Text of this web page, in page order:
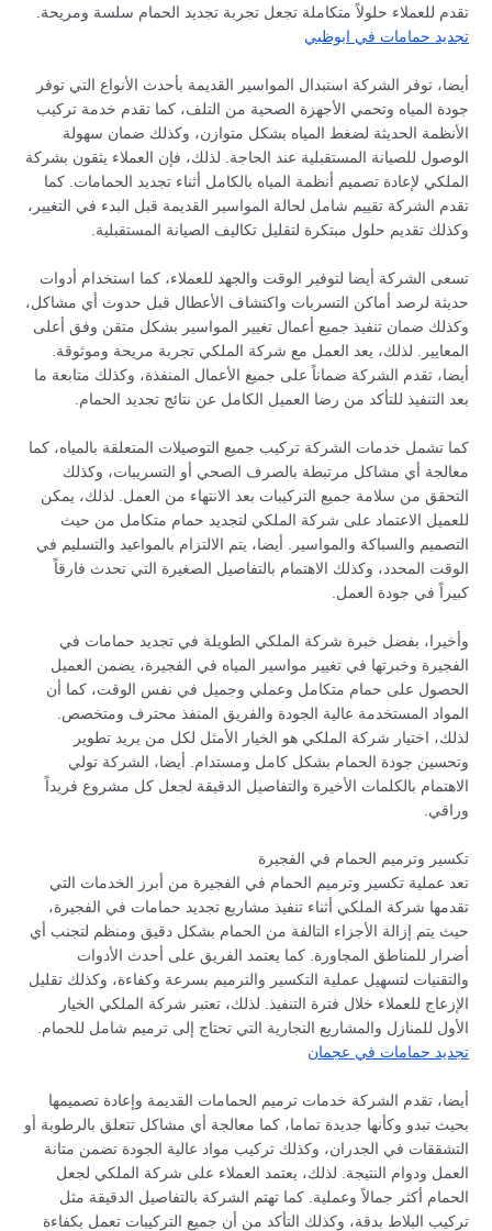
تقدم للعملاء حلولاً متكاملة تجعل تجربة تجديد الحمام سلسة ومريحة.
تجديد حمامات في ابوظبي
أيضا، توفر الشركة استبدال المواسير القديمة بأحدث الأنواع التي توفر
جودة المياه وتحمي الأجهزة الصحية من التلف، كما تقدم خدمة تركيب
الأنظمة الحديثة لضغط المياه بشكل متوازن، وكذلك ضمان سهولة
الوصول للصيانة المستقبلية عند الحاجة. لذلك، فإن العملاء يثقون بشركة
الملكي لإعادة تصميم أنظمة المياه بالكامل أثناء تجديد الحمامات. كما
تقدم الشركة تقييم شامل لحالة المواسير القديمة قبل البدء في التغيير،
وكذلك تقديم حلول مبتكرة لتقليل تكاليف الصيانة المستقبلية.
تسعى الشركة أيضا لتوفير الوقت والجهد للعملاء، كما استخدام أدوات
حديثة لرصد أماكن التسربات واكتشاف الأعطال قبل حدوث أي مشاكل،
وكذلك ضمان تنفيذ جميع أعمال تغيير المواسير بشكل متقن وفق أعلى
المعايير. لذلك، يعد العمل مع شركة الملكي تجربة مريحة وموثوقة.
أيضا، تقدم الشركة ضماناً على جميع الأعمال المنفذة، وكذلك متابعة ما
بعد التنفيذ للتأكد من رضا العميل الكامل عن نتائج تجديد الحمام.
كما تشمل خدمات الشركة تركيب جميع التوصيلات المتعلقة بالمياه، كما
معالجة أي مشاكل مرتبطة بالصرف الصحي أو التسريبات، وكذلك
التحقق من سلامة جميع التركيبات بعد الانتهاء من العمل. لذلك، يمكن
للعميل الاعتماد على شركة الملكي لتجديد حمام متكامل من حيث
التصميم والسباكة والمواسير. أيضا، يتم الالتزام بالمواعيد والتسليم في
الوقت المحدد، وكذلك الاهتمام بالتفاصيل الصغيرة التي تحدث فارقاً
كبيراً في جودة العمل.
وأخيرا، بفضل خبرة شركة الملكي الطويلة في تجديد حمامات في
الفجيرة وخبرتها في تغيير مواسير المياه في الفجيرة، يضمن العميل
الحصول على حمام متكامل وعملي وجميل في نفس الوقت، كما أن
المواد المستخدمة عالية الجودة والفريق المنفذ محترف ومتخصص.
لذلك، اختيار شركة الملكي هو الخيار الأمثل لكل من يريد تطوير
وتحسين جودة الحمام بشكل كامل ومستدام. أيضا، الشركة تولي
الاهتمام بالكلمات الأخيرة والتفاصيل الدقيقة لجعل كل مشروع فريداً
وراقي.
تكسير وترميم الحمام في الفجيرة
تعد عملية تكسير وترميم الحمام في الفجيرة من أبرز الخدمات التي
تقدمها شركة الملكي أثناء تنفيذ مشاريع تجديد حمامات في الفجيرة،
حيث يتم إزالة الأجزاء التالفة من الحمام بشكل دقيق ومنظم لتجنب أي
أضرار للمناطق المجاورة. كما يعتمد الفريق على أحدث الأدوات
والتقنيات لتسهيل عملية التكسير والترميم بسرعة وكفاءة، وكذلك تقليل
الإزعاج للعملاء خلال فترة التنفيذ. لذلك، تعتبر شركة الملكي الخيار
الأول للمنازل والمشاريع التجارية التي تحتاج إلى ترميم شامل للحمام.
تجديد حمامات في عجمان
أيضا، تقدم الشركة خدمات ترميم الحمامات القديمة وإعادة تصميمها
بحيث تبدو وكأنها جديدة تماما، كما معالجة أي مشاكل تتعلق بالرطوبة أو
التشققات في الجدران، وكذلك تركيب مواد عالية الجودة تضمن متانة
العمل ودوام النتيجة. لذلك، يعتمد العملاء على شركة الملكي لجعل
الحمام أكثر جمالاً وعملية. كما تهتم الشركة بالتفاصيل الدقيقة مثل
تركيب البلاط بدقة، وكذلك التأكد من أن جميع التركيبات تعمل بكفاءة